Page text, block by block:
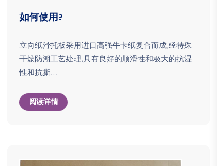
如何使用?
立向纸滑托板采用进口高强牛卡纸复合而成,经特殊
干燥防潮工艺处理,具有良好的顺滑性和极大的抗湿
性和抗撕...
阅读详情